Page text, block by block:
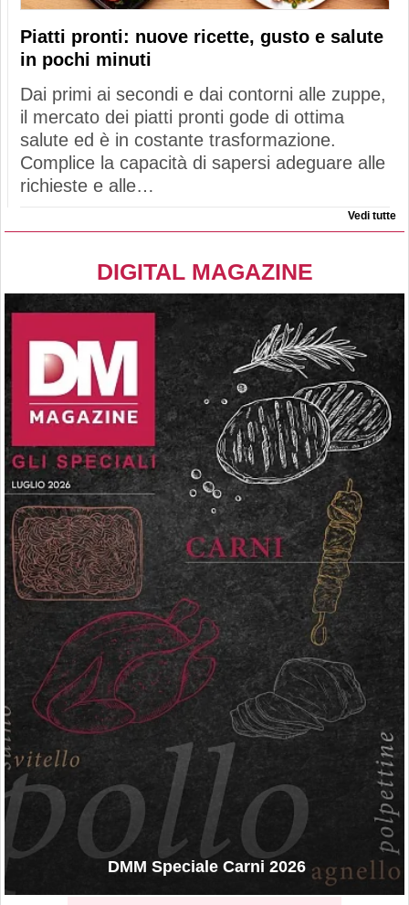
Piatti pronti: nuove ricette, gusto e salute
in pochi minuti
Dai primi ai secondi e dai contorni alle zuppe,
il mercato dei piatti pronti gode di ottima
salute ed è in costante trasformazione.
Complice la capacità di sapersi adeguare alle
richieste e alle…
Vedi tutte
DIGITAL MAGAZINE
DMM Speciale Carni 2026